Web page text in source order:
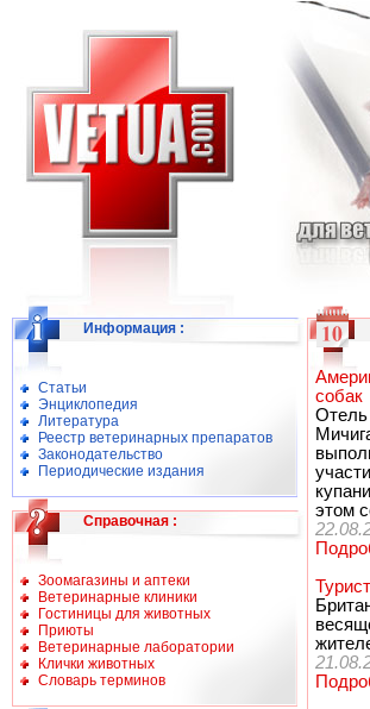
Информация :
Статьи
Энциклопедия
Литература
Реестр ветеринарных препаратов
Законодательство
Периодические издания
Справочная :
Зоомагазины и аптеки
Ветеринарные клиники
Гостиницы для животных
Приюты
Ветеринарные лаборатории
Клички животных
Словарь терминов
собак
этом